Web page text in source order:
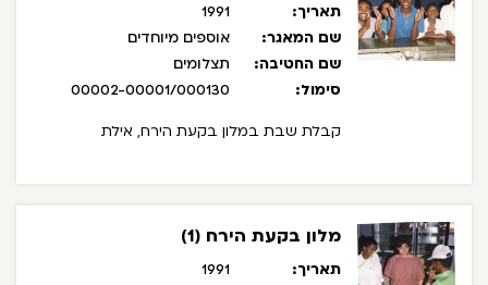
תאריך:
1991
שם המאגר:
אוספים מיוחדים
שם החטיבה:
תצלומים
סימול:
00002-00001/000130
קבלת שבת במלון בקעת הירח, אילת
מלון בקעת הירח (1)
תאריך:
1991